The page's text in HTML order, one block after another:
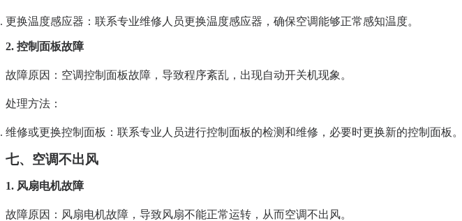
更换温度感应器 ：联系专业维修人员更换温度感应器，确保空调能够正常感知温度。
2. 控制面板故障
故障原因 ：空调控制面板故障，导致程序紊乱，出现自动开关机现象。
处理方法 ：
维修或更换控制面板 ：联系专业人员进行控制面板的检测和维修，必要时更换新的控制面板。
七、空调不出风
1. 风扇电机故障
故障原因 ：风扇电机故障，导致风扇不能正常运转，从而空调不出风。